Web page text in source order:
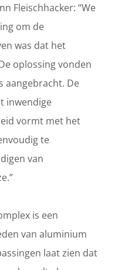
Fleischhacker: “We
om de
was dat het
oplossing vonden
aangebracht. De
inwendige
vormt met het
te
van
is een
van aluminium
laat zien dat